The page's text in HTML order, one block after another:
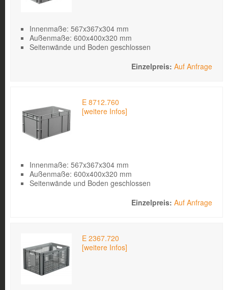
Innenmaße: 567x367x304 mm
Außenmaße: 600x400x320 mm
Seitenwände und Boden geschlossen
Auf Anfrage
E 8712.760
[weitere Infos]
Innenmaße: 567x367x304 mm
Außenmaße: 600x400x320 mm
Seitenwände und Boden geschlossen
Auf Anfrage
E 2367.720
[weitere Infos]